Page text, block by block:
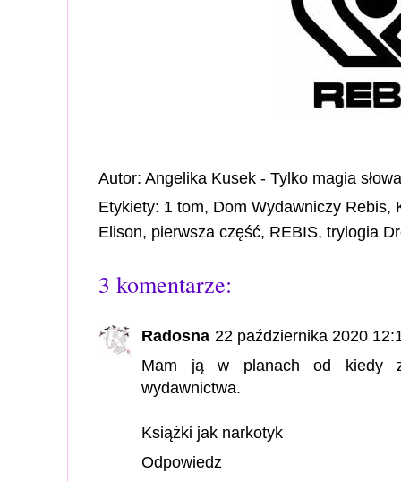
Autor: Angelika Kusek - Tylko magia słowa
Etykiety: 1 tom, Dom Wydawniczy Rebis,
Elison, pierwsza część, REBIS, trylogia
3 komentarze:
Radosna 22 października 2020
Mam ją w planach od kiedy
wydawnictwa.
Książki jak narkotyk
Odpowiedz